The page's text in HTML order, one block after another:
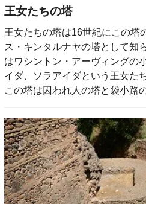
王女たちの塔
王女たちの塔は16世紀にこの塔
ス・キンタルナヤの塔として知
はワシントン・アーヴィングの
イダ、ソラアイダという王女た
この塔は囚われ人の塔と袋小路